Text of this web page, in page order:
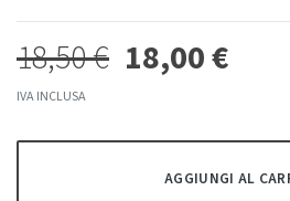
Rum Ron Venezuela Anejo
Reserva Excelusiva 12
18,50 € 18,00 €
IVA INCLUSA
AGGIUNGI AL